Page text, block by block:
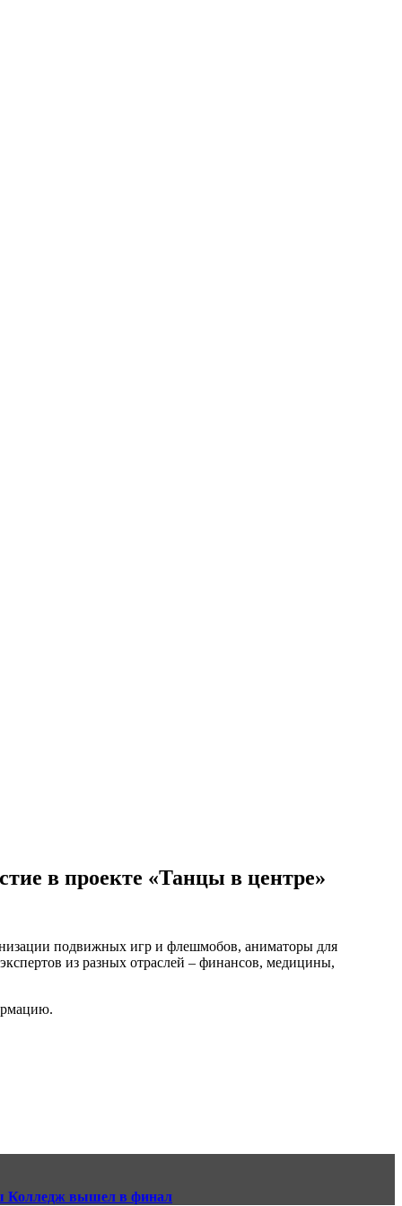
в проекте «Танцы в центре»
подвижных игр и флешмобов, аниматоры для
из разных отраслей – финансов, медицины,
Колледж вышел в финал